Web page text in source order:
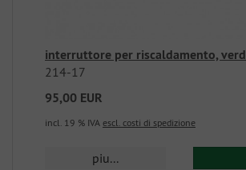
interruttore per riscaldamento,
214-17
95,00 EUR
incl. 19 % IVA escl. costi di spedizione
piu...